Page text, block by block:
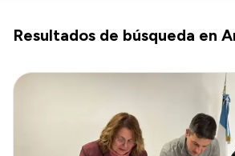
El IPAP
Autoridades
Docentes y Capacitadores
Delegaciones
Resultados de búsqueda en